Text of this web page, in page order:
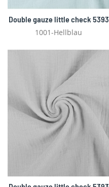
Double gauze little check 5393
1001-Hellblau